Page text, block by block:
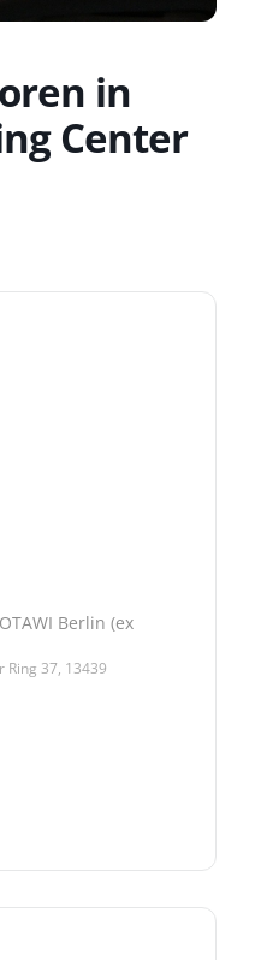
in
Center
Berlin (ex
Ring 37, 13439